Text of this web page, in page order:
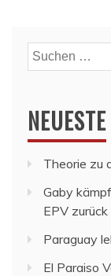
Suchen
nach:
Theorie zu
Gaby
EPV
Paraguay
El Paraiso